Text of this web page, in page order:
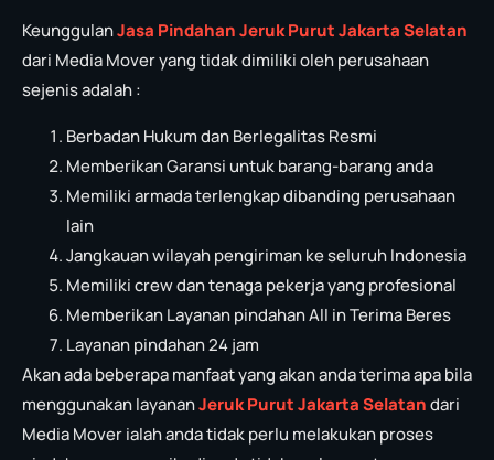
KeunggulanJasa Pindahan Jeruk Purut Jakarta Selatan
dari Media Mover yang tidak dimiliki oleh perusahaan
sejenis adalah :
Berbadan Hukum dan Berlegalitas Resmi
Memberikan Garansi untuk barang-barang anda
Memiliki armada terlengkap dibanding perusahaan
lain
Jangkauan wilayah pengiriman ke seluruh Indonesia
Memiliki crew dan tenaga pekerja yang profesional
Memberikan Layanan pindahan All in Terima Beres
Layanan pindahan 24 jam
Akan ada beberapa manfaat yang akan anda terima apa bila
menggunakan layananJeruk Purut Jakarta Selatandari
Media Mover ialah anda tidak perlu melakukan proses